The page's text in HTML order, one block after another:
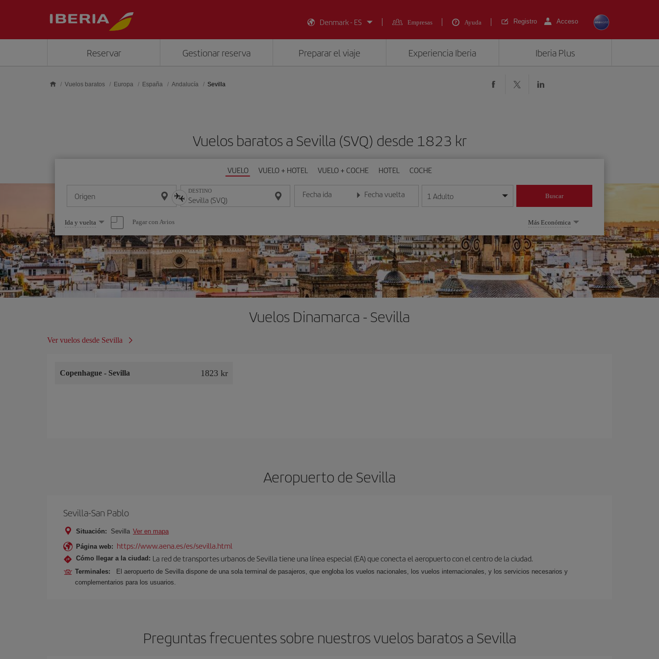
Denmark - ES
Empresas Ayuda Registro Acceso
Reservar Gestionar reserva Preparar el viaje Experiencia Iberia Iberia Plus
Vuelos baratos Europa España Andalucía Sevilla
Vuelos baratos a Sevilla (SVQ) desde 1823 kr
VUELO VUELO + HOTEL VUELO + COCHE HOTEL COCHE
Origen DESTINO Fecha ida
Introduce la fecha en formato día/mes/año
Fecha vuelta
Introduce la fecha en formato día/mes/año
1 Adulto Buscar
Seleccione
una
opción
Ida y vuelta Pagar con Avios Más Económica
Vuelos Dinamarca - Sevilla
Ver vuelos desde Sevilla
Copenhague - Sevilla 1823 kr
Aeropuerto de Sevilla
Sevilla-San Pablo
Situación: Sevilla Ver en mapa
Página web: https://www.aena.es/es/sevilla.html
Cómo llegar a la ciudad: La red de transportes urbanos de Sevilla tiene una línea especial (EA) que conecta el aeropuerto con el centro de la ciudad.
Terminales:
El aeropuerto de Sevilla dispone de una sola terminal de pasajeros, que engloba los vuelos nacionales, los vuelos internacionales, y los servicios necesarios y
complementarios para los usuarios.
Preguntas frecuentes sobre nuestros vuelos baratos a Sevilla